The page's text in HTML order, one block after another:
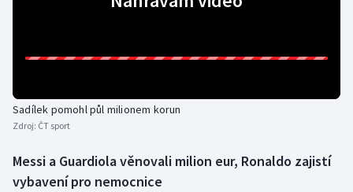
Parasport
Plavání
Sadílek pomohl půl milionem korun
Zdroj: ČT sport
Messi a Guardiola věnovali milion eur, Ronaldo zajistí
vybavení pro nemocnice